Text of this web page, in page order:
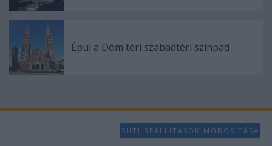
Épül a Dóm téri szabadtéri színpad
SÜTI BEÁLLÍTÁSOK MÓDOSÍTÁSA